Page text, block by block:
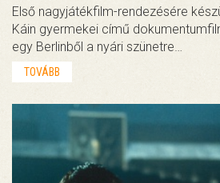
Első nagyjátékfilm-rendezésére
Káin gyermekei című
egy Berlinből a nyári szünetre…
TOVÁBB